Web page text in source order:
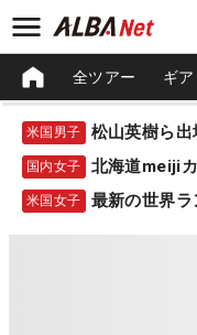
全ツアー ギア
米国男子
国内女子 北海道meiji
米国女子 最新の世界